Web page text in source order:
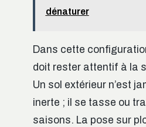
dénaturer
Dans cette
doit rester attentif à la
Un sol extérieur n’est
inerte ; il se tasse ou
saisons. La pose sur